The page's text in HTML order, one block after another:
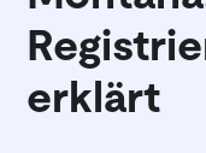
erklärt